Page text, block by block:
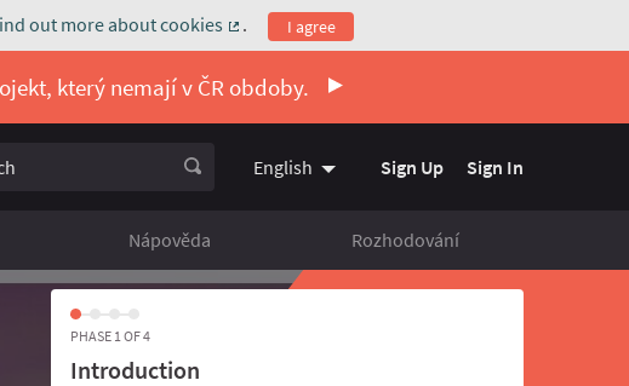
out more about cookies
(External link)
. I agree
který nemají v ČR obdoby.
English Vyberte jazyk Choose language
Sign Up Sign In
Nápověda Rozhodování
PHASE 1 OF 4
Introduction